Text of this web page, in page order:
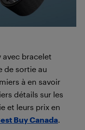
avec bracelet
de sortie au
à en savoir
détails sur les
et leurs prix en
Buy Canada.